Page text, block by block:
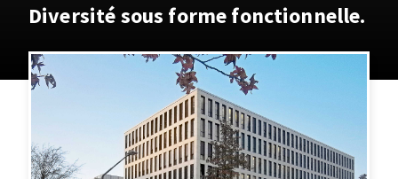
Diversité sous forme fonctionnelle.